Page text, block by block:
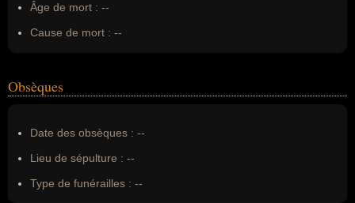
Âge de mort : --
Cause de mort : --
Obsèques
Date des obsèques : --
Lieu de sépulture : --
Type de funérailles : --